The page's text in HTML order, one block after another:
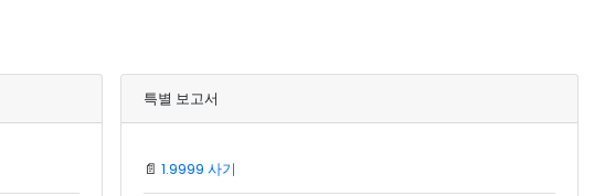
특별 보고서
📄 1.9999 사기